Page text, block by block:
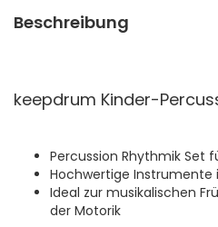
Beschreibung
keepdrum Kinder-
Percussion Rhythmik Set
Hochwertige Instrumente
Ideal zur musikalischen
der Motorik